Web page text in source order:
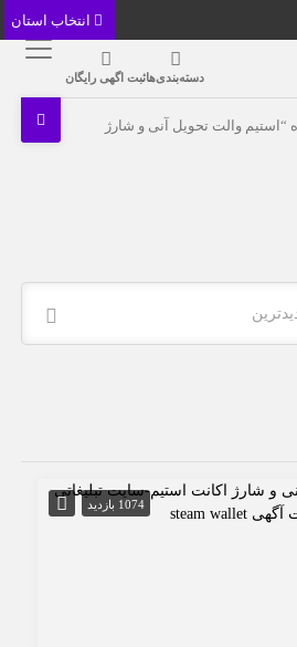
دسته‌بندی‌هاثبت اگهی رایگان
والت تحویل آنی و شارژ
1074 بازدید